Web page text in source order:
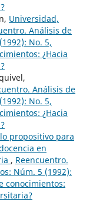
Universidad,
Análisis de
No. 5,
¿Hacia
Análisis de
No. 5,
¿Hacia
propositivo para
en
, Reencuentro.
Núm. 5 (1992):
conocimientos: